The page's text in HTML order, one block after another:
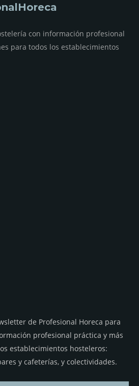
con información profesional
para todos los establecimientos
de Profesional Horeca para
profesional práctica y más
establecimientos hosteleros:
y cafeterías, y colectividades.